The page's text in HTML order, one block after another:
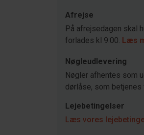
Afrejse
På afrejsedagen skal
forlades kl 9.00. Læs
Nøgleudlevering
Nøgler afhentes som
dørlåse, som
Lejebetingelser
Læs vores